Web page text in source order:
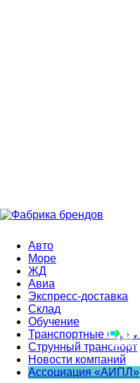
Авто
Море
ЖД
Авиа
Экспресс-доставка
Склад
Обучение
Транспортные биржи
Струнный транспорт
Новости компаний
Ассоциация «АИПЛ»